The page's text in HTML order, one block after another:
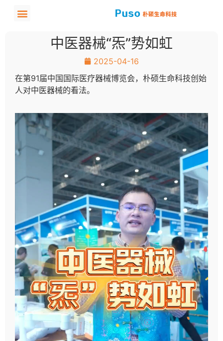
中医器械“炁”势如虹
2025-04-16
在第91届中国国际医疗器械博览会，朴硕生命科技创始
人对中医器械的看法。